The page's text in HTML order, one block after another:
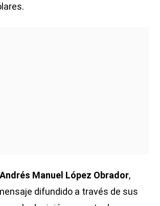
Manuel López Obrador,
difundido a través de sus